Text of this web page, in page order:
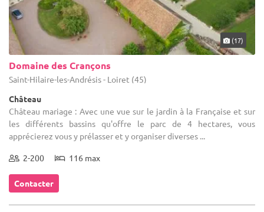
(17)
Domaine des Crançons
Saint-Hilaire-les-Andrésis - Loiret (45)
Château
Château mariage : Avec une vue sur le jardin à la Française et sur
les différents bassins qu'offre le parc de 4 hectares, vous
apprécierez vous y prélasser et y organiser diverses ...
2-200 116 max
Contacter